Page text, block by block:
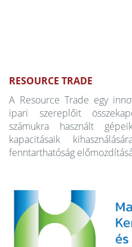
RESOURCE TRADE
A Resource Trade egy
ipari szereplőit
számukra használt
kapacitásaik
fenntarthatóság